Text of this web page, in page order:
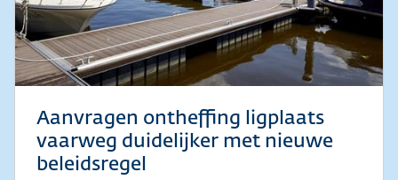
Aanvragen ontheffing ligplaats
vaarweg duidelijker met nieuwe
beleidsregel